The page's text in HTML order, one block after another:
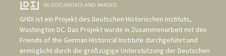
GHDI ist ein Projekt des Deutschen Historischen Instituts,
Washington DC. Das Projekt wurde in Zusammenarbeit mit den
Friends of the German Historical Institute durchgeführt und
ermöglicht durch die großzügige Unterstützung der Deutschen